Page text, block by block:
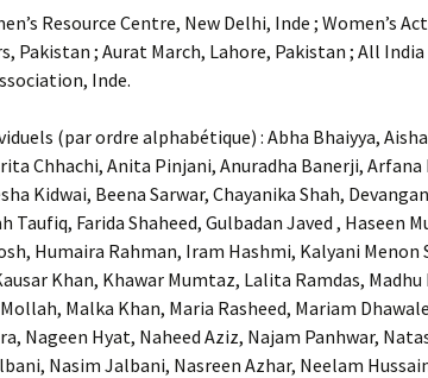
Resource Centre, New Delhi, Inde ; Women’s
Pakistan ; Aurat March, Lahore, Pakistan ; All
Inde.
(par ordre alphabétique) : Abha Bhaiyya,
Chhachi, Anita Pinjani, Anuradha Banerji,
Kidwai, Beena Sarwar, Chayanika Shah,
Taufiq, Farida Shaheed, Gulbadan Javed , Haseen
Humaira Rahman, Iram Hashmi, Kalyani Menon
Khan, Khawar Mumtaz, Lalita Ramdas, Madhu
Malka Khan, Maria Rasheed, Mariam
Nageen Hyat, Naheed Aziz, Najam Panhwar,
Nasim Jalbani, Nasreen Azhar, Neelam